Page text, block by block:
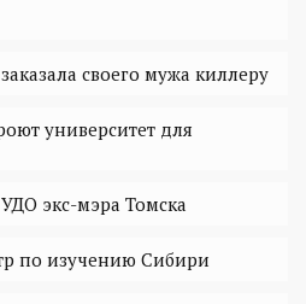
своего мужа киллеру
университет для
экс-мэра Томска
по изучению Сибири